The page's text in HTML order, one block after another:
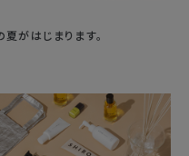
がはじまります。